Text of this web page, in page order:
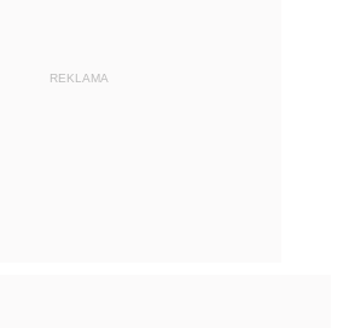
REKLAMA